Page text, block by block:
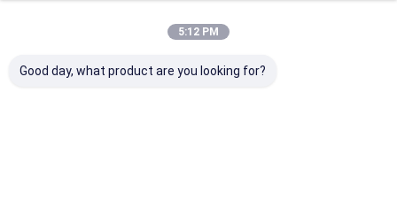
5:12 PM
Good day, what product are you looking for?